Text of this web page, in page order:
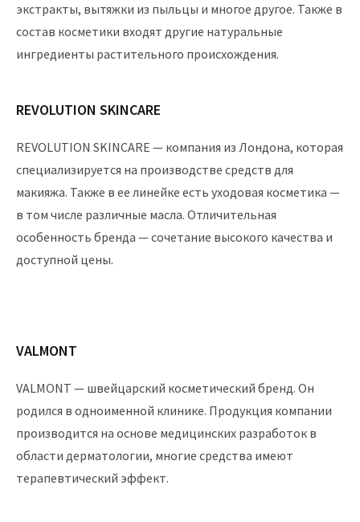
экстракты, вытяжки из пыльцы и многое другое. Также в
состав косметики входят другие натуральные
ингредиенты растительного происхождения.
REVOLUTION SKINCARE
REVOLUTION SKINCARE — компания из Лондона, которая
специализируется на производстве средств для
макияжа. Также в ее линейке есть уходовая косметика —
в том числе различные масла. Отличительная
особенность бренда — сочетание высокого качества и
доступной цены.
VALMONT
VALMONT — швейцарский косметический бренд. Он
родился в одноименной клинике. Продукция компании
производится на основе медицинских разработок в
области дерматологии, многие средства имеют
терапевтический эффект.